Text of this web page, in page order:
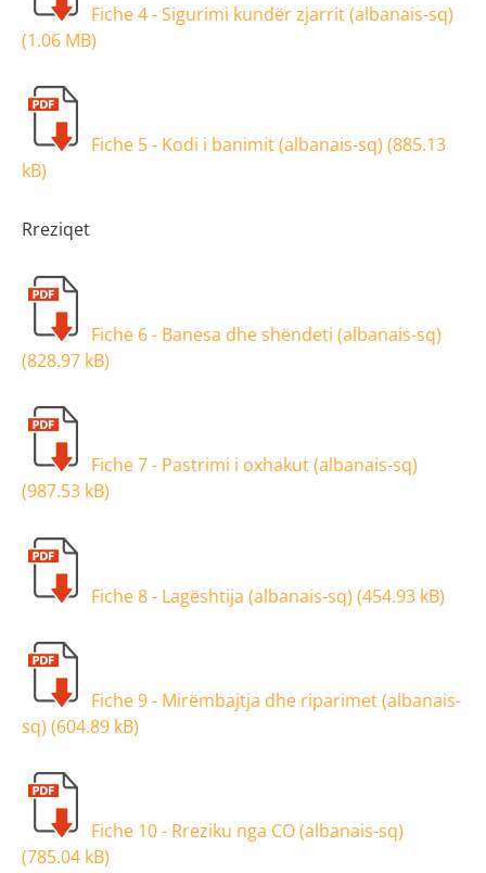
Fiche 4 - Sigurimi kundër zjarrit (albanais-sq)
(1.06 MB)
Fiche 5 - Kodi i banimit (albanais-sq) (885.13
kB)
Rreziqet
Fiche 6 - Banesa dhe shëndeti (albanais-sq)
(828.97 kB)
Fiche 7 - Pastrimi i oxhakut (albanais-sq)
(987.53 kB)
Fiche 8 - Lagështija (albanais-sq) (454.93 kB)
Fiche 9 - Mirëmbajtja dhe riparimet (albanais-
sq) (604.89 kB)
Fiche 10 - Rreziku nga CO (albanais-sq)
(785.04 kB)